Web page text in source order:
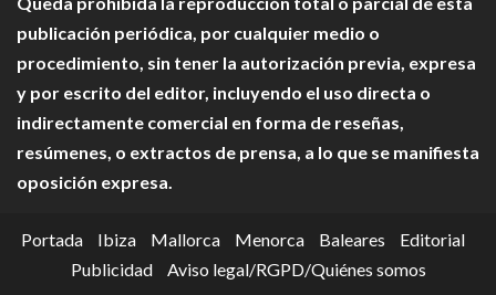
publicación periódica, por cualquier medio o
procedimiento, sin tener la autorización previa, expresa
y por escrito del editor, incluyendo el uso directa o
indirectamente comercial en forma de reseñas,
resúmenes, o extractos de prensa, a lo que se manifiesta
oposición expresa.
Portada Ibiza Mallorca Menorca Baleares
Editorial
Publicidad
Aviso legal/RGPD/Quiénes somos